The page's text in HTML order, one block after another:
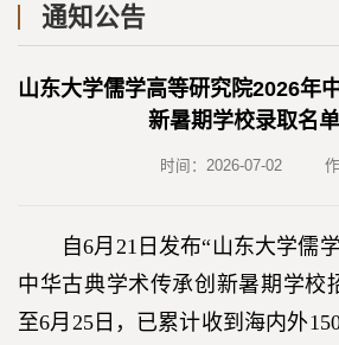
通知公告
山东大学儒学高等研究院2026年
新暑期学校录取名
时间：2026-07-02
自6月21日发布“山东大学儒
中华古典学术传承创新暑期学校
至6月25日，已累计收到海内外